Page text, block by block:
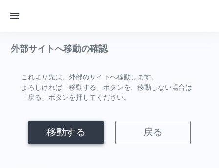
外部サイトへ移動の確認
これより先は、外部のサイトへ移動します。
よろしければ「移動する」ボタンを、移動しない場合は
「戻る」ボタンを押してください。
移動する 戻る